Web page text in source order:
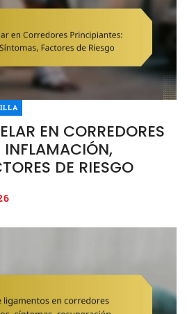
EN CORREDORES
INFLAMACIÓN,
DE RIESGO